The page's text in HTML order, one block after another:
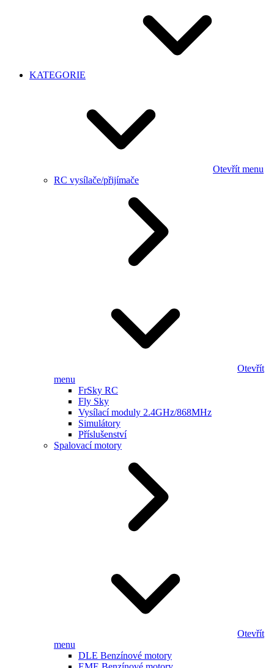
KATEGORIE
Otevřít menu
RC vysílače/přijímače
Otevřít
menu
FrSky RC
Fly Sky
Vysílací moduly 2.4GHz/868MHz
Simulátory
Příslušenství
Spalovací motory
Otevřít
menu
DLE Benzínové motory